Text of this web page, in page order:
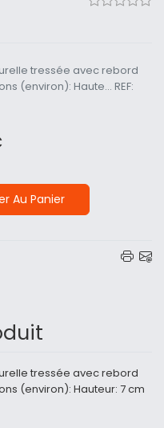
tressée avec rebord
(environ): Haute... REF:
Au Panier
tressée avec rebord
(environ): Hauteur: 7 cm